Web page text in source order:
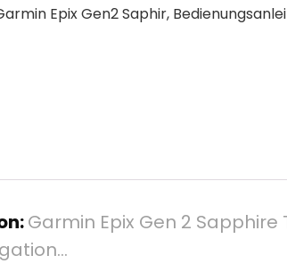
Epix Gen2 Saphir,
Garmin Epix Gen 2